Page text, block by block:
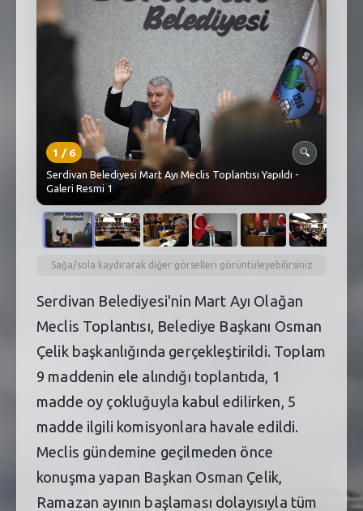
1 /6
🔍
Serdivan Belediyesi Mart Ayı Meclis Toplantısı Yapıldı -
Galeri Resmi 1
Sağa/sola kaydırarak diğer görselleri görüntüleyebilirsiniz
Serdivan Belediyesi'nin Mart Ayı Olağan
Meclis Toplantısı, Belediye Başkanı Osman
Çelik başkanlığında gerçekleştirildi. Toplam
9 maddenin ele alındığı toplantıda, 1
madde oy çokluğuyla kabul edilirken, 5
madde ilgili komisyonlara havale edildi.
Meclis gündemine geçilmeden önce
konuşma yapan Başkan Osman Çelik,
Ramazan ayının başlaması dolayısıyla tüm
SEBİK
E NÖBETÇI ECZANELER
SABSIS - AFET
TRAFIKPARK
KÜREK
PARKLAR
PAZAR YERLERI
ATIK YÖNETIM
PLANETARYUM